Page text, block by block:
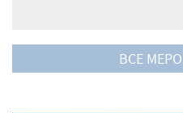
ВСЕ